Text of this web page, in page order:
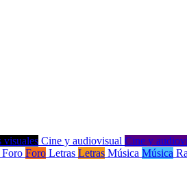
visuales Cine y audiovisual Cine y
Foro Foro Letras Letras Música Música